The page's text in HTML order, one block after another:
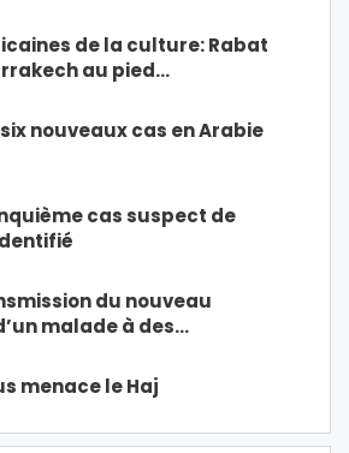
de la culture: Rabat
au pied…
nouveaux cas en Arabie
cas suspect de
du nouveau
malade à des…
menace le Haj